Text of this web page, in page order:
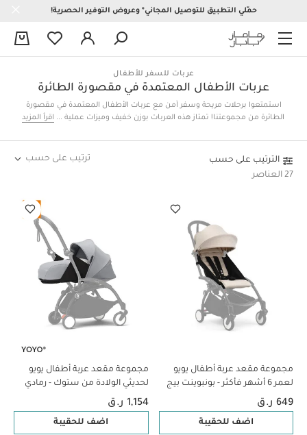
حمّلي التطبيق للتوصيل المجاني* وعروض التوفير الحصرية!
عربات للسفر للأطفال
عربات الأطفال المعتمدة في مقصورة الطائرة
استمتعوا برحلات مريحة وسفر آمن مع عربات الأطفال المعتمدة في مقصورة
الطائرة من مجموعتنا! تمتاز هذه العربات بوزن خفيف وميزات عملية مثل سهولة
والحماية أينما ذهبتم.
اقرأ المزيد
الترتيب على حسب
27 العناصر
ترتيب على حسب
مجموعة مقعد عربة أطفال يويو
لعمر 6 أشهر فأكثر - بونبوينت بيج
649 ر.ق
اضف للحقيبة
مجموعة مقعد عربة أطفال يويو
لحديثي الولادة من ستوك - رمادي
1,154 ر.ق
اضف للحقيبة